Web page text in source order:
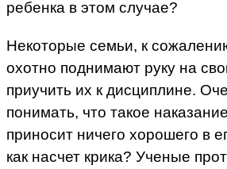
ребенка в этом случае?
Некоторые семьи, к
охотно поднимают руку на
приучить их к дисциплине.
понимать, что такое
приносит ничего хорошего в
как насчет крика? Ученые